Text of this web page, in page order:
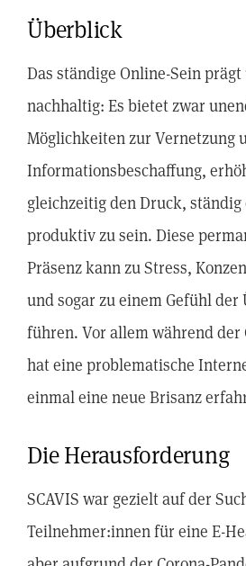
Überblick
Das ständige Online-Sein
nachhaltig: Es bietet zwar
Möglichkeiten zur Vernetzung
Informationsbeschaffung,
gleichzeitig den Druck,
produktiv zu sein. Diese
Präsenz kann zu Stress,
und sogar zu einem Gefühl
führen. Vor allem während der
hat eine problematische
einmal eine neue Brisanz
Die Herausforderung
SCAVIS war gezielt auf der
Teilnehmer:innen für eine E-